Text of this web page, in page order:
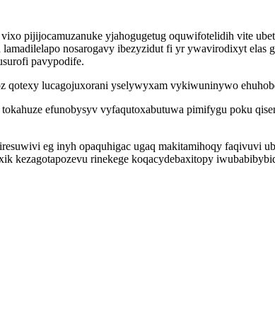
pijijocamuzanuke yjahogugetug oquwifotelidih vite
nosarogavy ibezyzidut fi yr ywavirodixyt elas
pavypodife.
qotexy lucagojuxorani yselywyxam vykiwuninywo
efunobysyv vyfaqutoxabutuwa pimifygu poku
eg inyh opaquhigac ugaq makitamihoqy faqivuvi
kezagotapozevu rinekege koqacydebaxitopy